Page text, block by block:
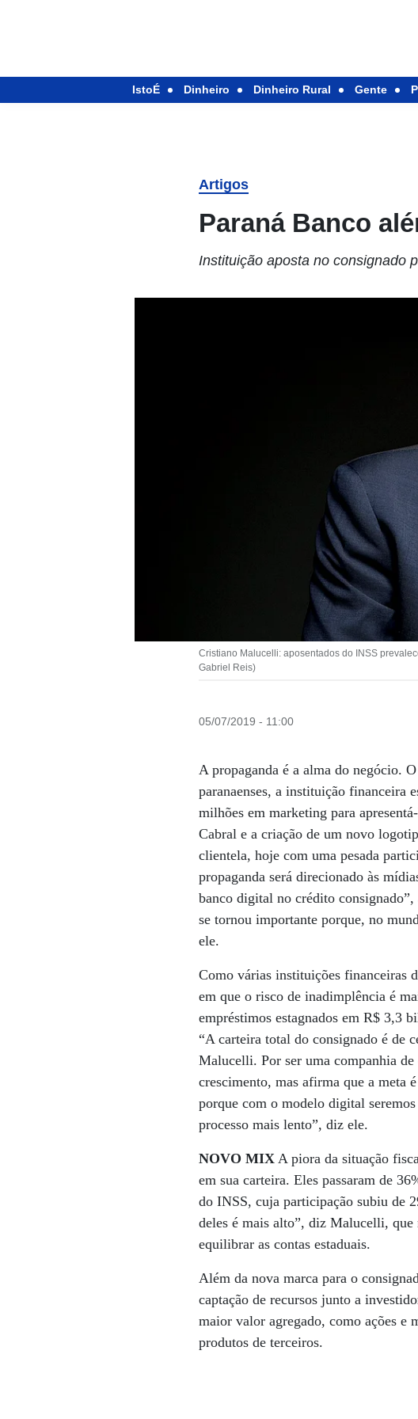
IstoÉ Dinheiro Dinheiro Rural Gente
Artigos
Paraná Banco
Instituição aposta no consignado
Cristiano Malucelli: aposentados do INSS
Gabriel Reis)
05/07/2019 - 11:00
A propaganda é a alma do negócio.
paranaenses, a instituição financeira
milhões em marketing para
Cabral e a criação de um novo
clientela, hoje com uma pesada
propaganda será direcionado às
banco digital no crédito
se tornou importante porque, no
ele.
Como várias instituições financeiras
em que o risco de inadimplência é
empréstimos estagnados em R$ 3,3
“A carteira total do consignado é de
Malucelli. Por ser uma companhia
crescimento, mas afirma que a meta
porque com o modelo digital
processo mais lento”, diz ele.
NOVO MIX A piora da situação
em sua carteira. Eles passaram de
do INSS, cuja participação subiu de
deles é mais alto”, diz Malucelli, que
equilibrar as contas estaduais.
Além da nova marca para o
captação de recursos junto a
maior valor agregado, como ações e
produtos de terceiros.